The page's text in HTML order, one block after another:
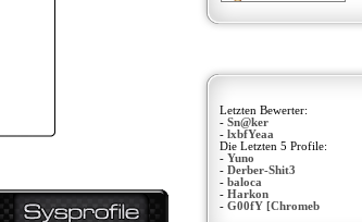
Letzten Bewerter:
- Sn@ker
- lxbfYeaa
Die Letzten 5 Profile:
- Yuno
- Derber-Shit3
- baloca
- Harkon
- G00fY [Chromeb